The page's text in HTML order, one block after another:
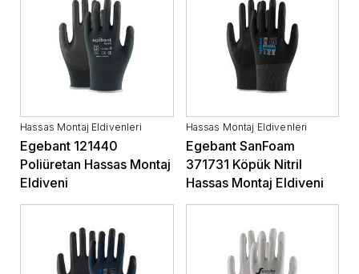
Hassas Montaj Eldivenleri
Egebant 121440
Poliüretan Hassas Montaj
Eldiveni
Hassas Montaj Eldivenleri
Egebant SanFoam
371731 Köpük Nitril
Hassas Montaj Eldiveni